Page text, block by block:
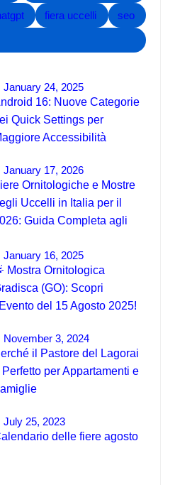
fiera uccelli seo
January 24, 2025
16: Nuove Categorie
Quick Settings per
Accessibilità
January 17, 2026
Ornitologiche e Mostre
Uccelli in Italia per il
Guida Completa agli
January 16, 2025
Mostra Ornitologica
(GO): Scopri
del 15 Agosto 2025!
November 3, 2024
il Pastore del Lagorai
Perfetto per Appartamenti e
July 25, 2023
delle fiere agosto